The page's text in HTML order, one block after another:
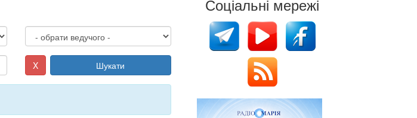
X Шукати
Соціальні мережі